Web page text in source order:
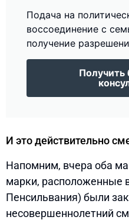
Подача на
воссоединение с
получение
Получить
И это действительно
Напомним, вчера оба
марки, расположенные
Пенсильвания) были
несовершеннолетний